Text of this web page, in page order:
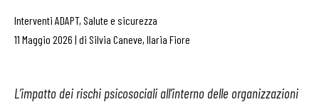
Interventi ADAPT, Salute e sicurezza
11 Maggio 2026 | di Silvia Caneve, Ilaria Fiore
L’impatto dei rischi psicosociali all’interno delle organizzazioni